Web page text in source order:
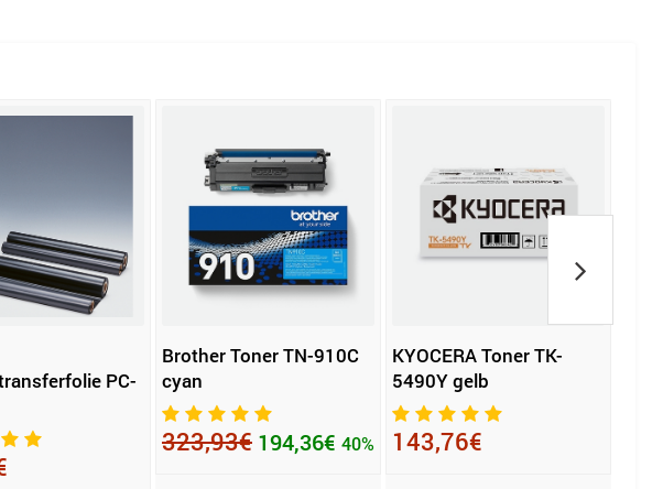
PC-
Brother Toner TN-910C
cyan
323,93€ 194,36€ 40%
KYOCERA Toner TK-
5490Y gelb
143,76€